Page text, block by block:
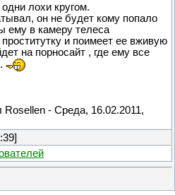
лохи кругом.
он не будет кому попало
ему в камеру телеса
и поимеет ее вживую
на порносайт , где ему все
Rosellen - Среда, 16.02.2011,